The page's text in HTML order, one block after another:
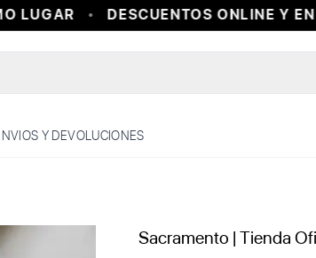
LUGAR DESCUENTOS ONLINE Y EN
Y DEVOLUCIONES
Sacramento | Tienda